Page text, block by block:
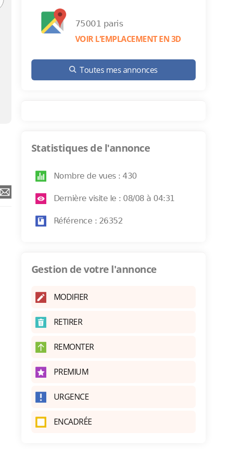
75001 paris
VOIR L’EMPLACEMENT EN 3D
Toutes mes annonces
Statistiques de l'annonce
Nombre de vues : 430
Dernière visite le : 08/08 à 04:31
Référence : 26352
Gestion de votre l'annonce
MODIFIER
RETIRER
REMONTER
PREMIUM
URGENCE
ENCADRÉE